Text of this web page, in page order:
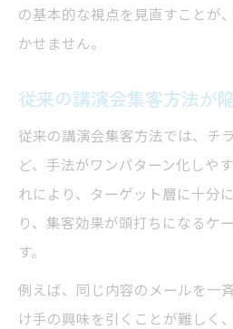
集客方法の一覧を活
講演会集客を安定させ
データ分析を活かす集客
講演会集客の効果測
講演会集客成功事例と
参加者満足度を高める講
講演会集客後の満足度
の基本的な視点を見直すことが
かせません。
従来の講演会集客方法が
従来の講演会集客方法では、チ
ど、手法がワンパターン化しや
れにより、ターゲット層に十分
り、集客効果が頭打ちになるケ
す。
例えば、同じ内容のメールを一
け手の興味を引くことが難しく